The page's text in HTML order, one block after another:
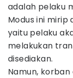
adalah pelaku
Modus ini mirip
yaitu pelaku
melakukan
disediakan.
Namun,